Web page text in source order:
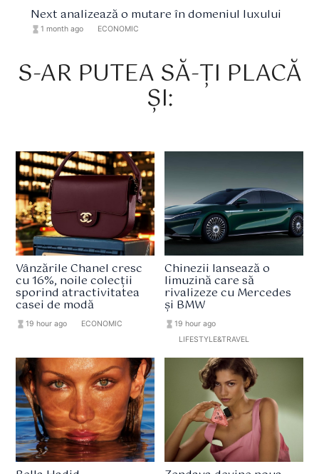
Next analizează o mutare în domeniul luxului
hourglass_full 1 month ago ECONOMIC
S-AR PUTEA SĂ-ȚI PLACĂ
ȘI:
Vânzările Chanel cresc
cu 16%, noile colecții
sporind atractivitatea
casei de modă
hourglass_full19 hour ago ECONOMIC
Chinezii lansează o
limuzină care să
rivalizeze cu Mercedes
și BMW
hourglass_full 19 hour ago
LIFESTYLE&TRAVEL